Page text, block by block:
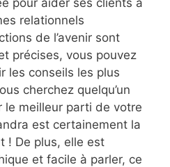
relationnels
de l’avenir sont
précises, vous pouvez
les conseils les plus
cherchez quelqu’un
le meilleur parti de votre
est certainement la
! De plus, elle est
et facile à parler, ce